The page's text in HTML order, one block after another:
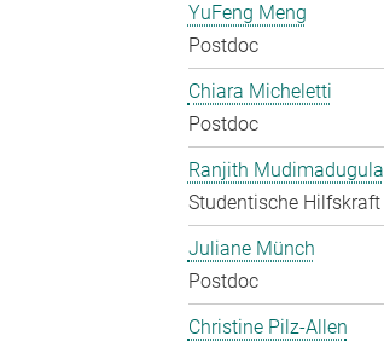
YuFeng Meng
Postdoc
Chiara Micheletti
Postdoc
Ranjith Mudimadugula
Studentische Hilfskraft
Juliane Münch
Postdoc
Christine Pilz-Allen